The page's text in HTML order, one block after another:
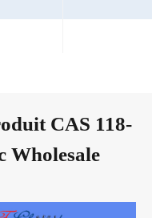
CAS 118-
Wholesale